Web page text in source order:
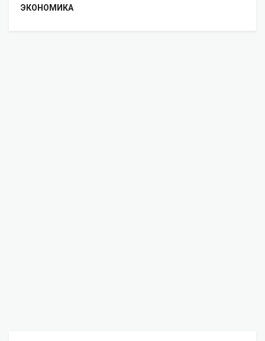
ЭКОНОМИКА